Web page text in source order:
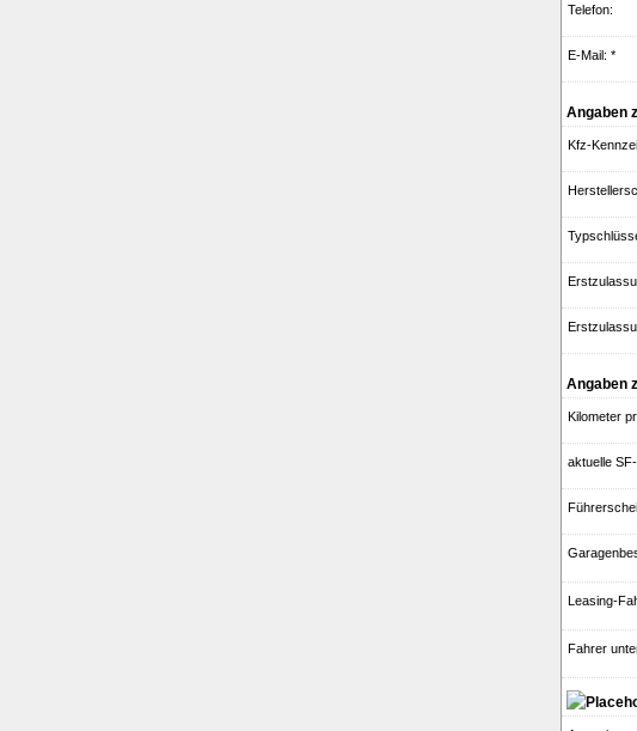
Telefon:
E-Mail: *
Angaben
Kfz-
Angaben
Kilometer
aktuelle
Leasing-
Fahrer